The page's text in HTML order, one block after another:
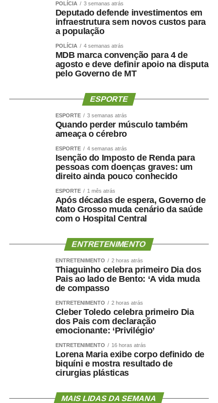
POLÍCIA 3 semanas atrás
Deputado defende investimentos em
infraestrutura sem novos custos para
a população
POLÍCIA 4 semanas atrás
MDB marca convenção para 4 de
agosto e deve definir apoio na disputa
pelo Governo de MT
ESPORTE
ESPORTE 3 semanas atrás
Quando perder músculo também
ameaça o cérebro
ESPORTE 4 semanas atrás
Isenção do Imposto de Renda para
pessoas com doenças graves: um
direito ainda pouco conhecido
ESPORTE 1 mês atrás
Após décadas de espera, Governo de
Mato Grosso muda cenário da saúde
com o Hospital Central
ENTRETENIMENTO
ENTRETENIMENTO 2 horas atrás
Thiaguinho celebra primeiro Dia dos
Pais ao lado de Bento: ‘A vida muda
de compasso
ENTRETENIMENTO 2 horas atrás
Cleber Toledo celebra primeiro Dia
dos Pais com declaração
emocionante: ‘Privilégio’
ENTRETENIMENTO 16 horas atrás
Lorena Maria exibe corpo definido de
biquíni e mostra resultado de
cirurgias plásticas
MAIS LIDAS DA SEMANA